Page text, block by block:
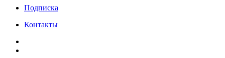
Подписка
Контакты